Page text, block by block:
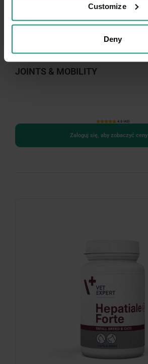
Customize
Deny
JOINTS & MOBILITY
4.9 (49)
Zaloguj się, aby zobaczyć ceny